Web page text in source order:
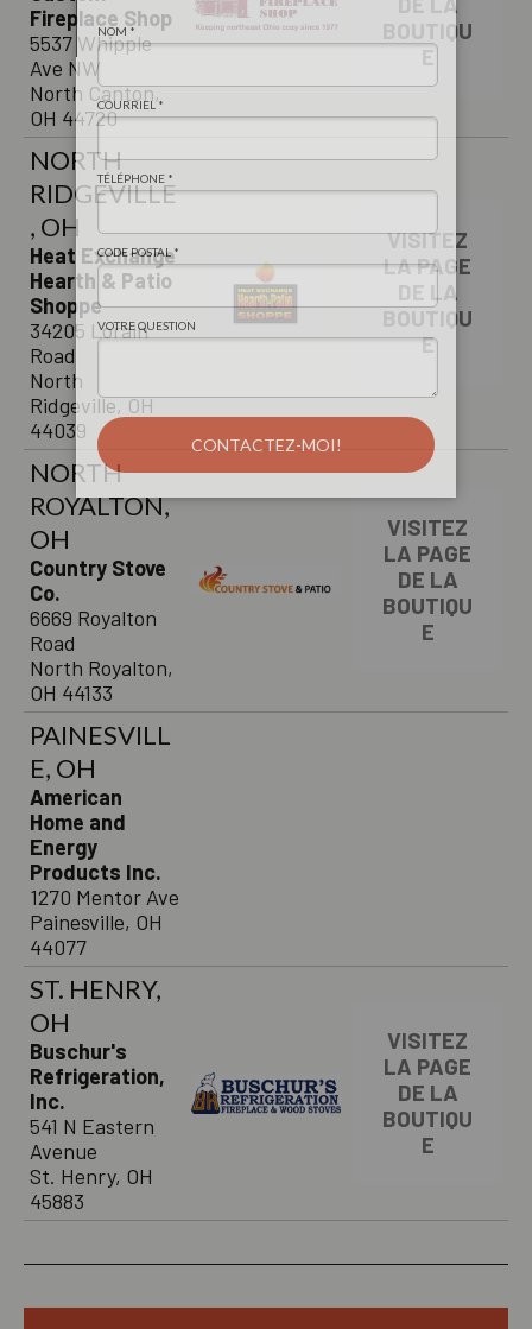
Fireplace Shop
5537 Whipple
Ave NW
North Canton,
OH 44720
BOUTIQU
E
NORTH
RIDGEVILLE
, OH
Heat Exchange
Hearth & Patio
Shoppe
34205 Lorain
Road
North
Ridgeville, OH
44039
VISITEZ
LA PAGE
DE LA
BOUTIQU
E
NORTH
ROYALTON,
OH
Country Stove
Co.
6669 Royalton
Road
North Royalton,
OH 44133
VISITEZ
LA PAGE
DE LA
BOUTIQU
E
PAINESVILL
E, OH
American
Home and
Energy
Products Inc.
1270 Mentor Ave
Painesville, OH
44077
ST. HENRY,
OH
Buschur's
Refrigeration,
Inc.
541 N Eastern
Avenue
St. Henry, OH
45883
VISITEZ
LA PAGE
DE LA
BOUTIQU
E